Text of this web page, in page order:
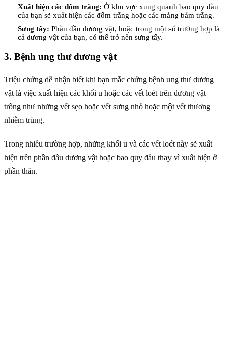
Xuất hiện các đốm trắng: Ở khu vực xung quanh bao quy đầu
của bạn sẽ xuất hiện các đốm trắng hoặc các mảng bám trắng.
Sưng tấy: Phần đầu dương vật, hoặc trong một số trường hợp là
cả dương vật của bạn, có thể trở nên sưng tấy.
3. Bệnh ung thư dương vật
Triệu chứng dễ nhận biết khi bạn mắc chứng bệnh ung thư dương
vật là việc xuất hiện các khối u hoặc các vết loét trên dương vật
trông như những vết sẹo hoặc vết sưng nhỏ hoặc một vết thương
nhiễm trùng.
Trong nhiều trường hợp, những khối u và các vết loét này sẽ xuất
hiện trên phần đầu dương vật hoặc bao quy đầu thay vì xuất hiện ở
phần thân.